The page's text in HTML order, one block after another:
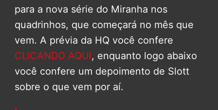
para a nova série do Miranha nos
quadrinhos, que começará no mês que
vem. A prévia da HQ você confere
CLICANDO AQUI, enquanto logo abaixo
você confere um depoimento de Slott
sobre o que vem por aí.